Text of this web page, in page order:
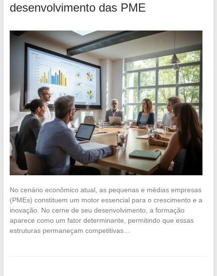
desenvolvimento das PME
No cenário econômico atual, as pequenas e médias empresas
(PMEs) constituem um motor essencial para o crescimento e a
inovação. No cerne de seu desenvolvimento, a formação
aparece como um fator determinante, permitindo que essas
estruturas permaneçam competitivas…